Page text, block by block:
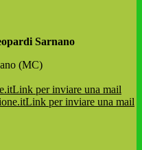
Sarnano
(MC)
Link per inviare una mail
Link per inviare una mail